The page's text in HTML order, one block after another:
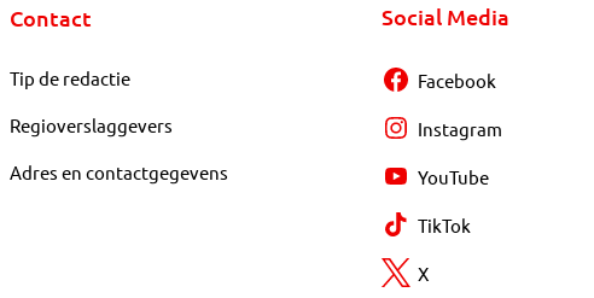
Contact
Tip de redactie
Regioverslaggevers
Adres en contactgegevens
Social Media
Facebook
Instagram
YouTube
TikTok
X